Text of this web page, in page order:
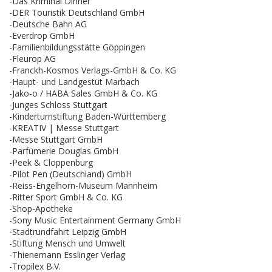
-DER Touristik Deutschland GmbH
-Deutsche Bahn AG
-Everdrop GmbH
-Familienbildungsstätte Göppingen
-Fleurop AG
-Franckh-Kosmos Verlags-GmbH & Co. KG
-Haupt- und Landgestüt Marbach
-Jako-o / HABA Sales GmbH & Co. KG
-Junges Schloss Stuttgart
-Kinderturnstiftung Baden-Württemberg
-KREATIV | Messe Stuttgart
-Messe Stuttgart GmbH
-Parfümerie Douglas GmbH
-Peek & Cloppenburg
-Pilot Pen (Deutschland) GmbH
-Reiss-Engelhorn-Museum Mannheim
-Ritter Sport GmbH & Co. KG
-Shop-Apotheke
-Sony Music Entertainment Germany GmbH
-Stadtrundfahrt Leipzig GmbH
-Stiftung Mensch und Umwelt
-Thienemann Esslinger Verlag
-Tropilex B.V.